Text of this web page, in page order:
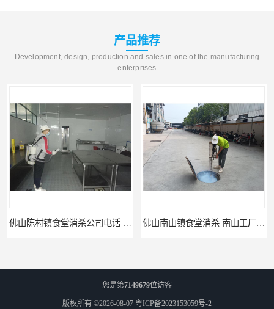
产品推荐
Development, design, production and sales in one of the manufacturing
enterprises
您是第7149679位访客
版权所有 ©2026-08-07 粤ICP备2023153059号-2